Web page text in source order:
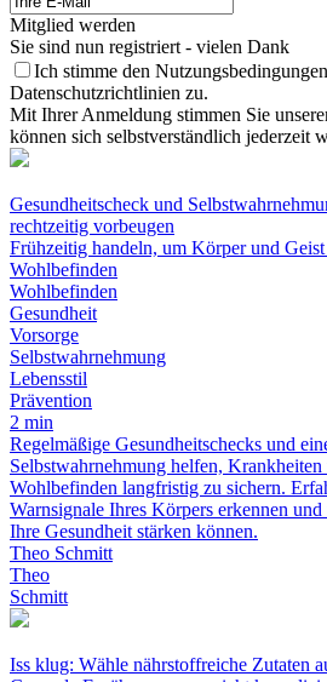
Mitglied werden
Sie sind nun registriert - vielen Dank
Ich stimme den
Datenschutzrichtlinien zu.
Mit Ihrer Anmeldung stimmen Sie
können sich selbstverständlich jederzeit
Gesundheitscheck und
rechtzeitig vorbeugen
Frühzeitig handeln, um Körper und Geist
Wohlbefinden
Wohlbefinden
Gesundheit
Vorsorge
Selbstwahrnehmung
Lebensstil
Prävention
2 min
Regelmäßige Gesundheitschecks und
Selbstwahrnehmung helfen,
Wohlbefinden langfristig zu sichern.
Warnsignale Ihres Körpers erkennen
Ihre Gesundheit stärken können.
Theo Schmitt
Theo
Schmitt
Iss klug: Wähle nährstoffreiche Zutaten